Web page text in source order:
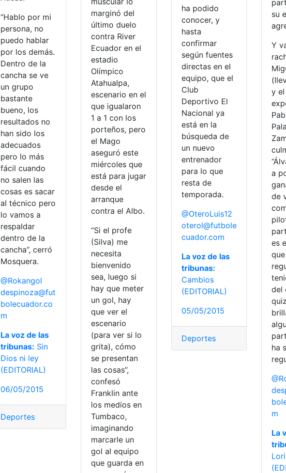
“Hablo por mi
persona, no
puedo hablar
por los demás.
Dentro de la
cancha se ve
un grupo
bastante
bueno, los
resultados no
han sido los
adecuados
pero lo más
fácil cuando
no salen las
cosas es sacar
al técnico pero
lo vamos a
respaldar
dentro de la
cancha”, cerró
Mosquera.
@Rokangol
despinoza@fut
bolecuador.co
m
La voz de las
tribunas: Sin
Dios ni ley
(EDITORIAL)
06/05/2015
Deportes
marginó del
último duelo
contra River
Ecuador en el
estadio
Olímpico
Atahualpa,
escenario en el
que igualaron
1 a 1 con los
porteños, pero
el Mago
aseguró este
miércoles que
está para jugar
desde el
arranque
contra el Albo.
“Si el profe
(Silva) me
necesita
bienvenido
sea, luego si
hay que meter
un gol, hay
que ver el
escenario
(para ver si lo
grita), cómo
se presentan
las cosas”,
confesó
Franklin ante
los medios en
Tumbaco,
imaginando
marcarle un
gol al equipo
que guarda en
ha podido
conocer, y
hasta
confirmar
según fuentes
directas en el
equipo, que el
Club
Deportivo El
Nacional ya
está en la
búsqueda de
un nuevo
entrenador
para lo que
resta de
temporada.
@OteroLuis12
oterol@futbole
cuador.com
La voz de las
tribunas:
Cambios
(EDITORIAL)
05/05/2015
Deportes
su
Y
y
a
de
es
del
ha
m
La